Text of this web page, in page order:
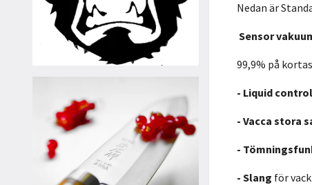
Nedan är
Sensor
99,9% på
- Liquid
- Vacca stora
-
- Slang för